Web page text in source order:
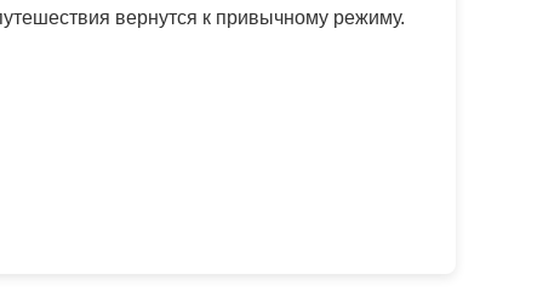
вернутся к привычному режиму.